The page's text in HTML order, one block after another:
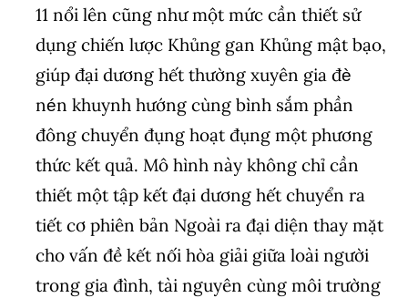
11 nổi lên cũng như một mức cần thiết sử
dụng chiến lược Khủng gan Khủng mật bạo,
giúp đại dương hết thường xuyên gia đè
nén khuynh hướng cùng bình sắm phần
đông chuyển đụng hoạt đụng một phương
thức kết quả. Mô hình này không chỉ cần
thiết một tập kết đại dương hết chuyển ra
tiết cơ phiên bản Ngoài ra đại diện thay mặt
cho vấn đề kết nối hòa giải giữa loài người
trong gia đình, tài nguyên cùng môi trường